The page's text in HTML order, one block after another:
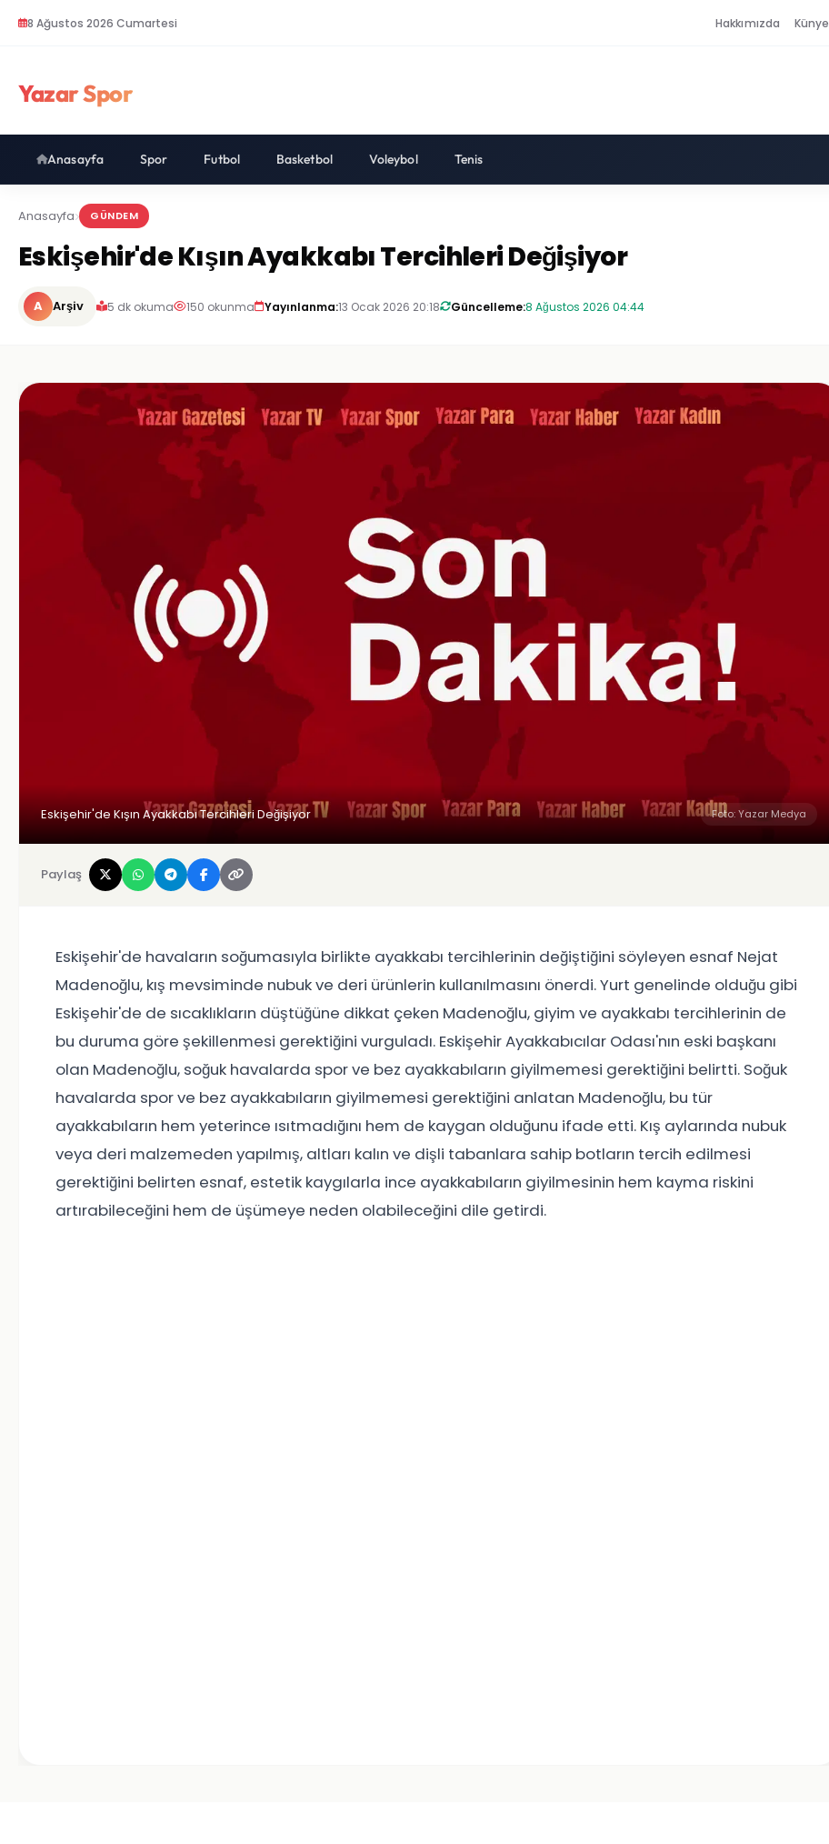
8 Ağustos 2026 Cumartesi Hakkımızda Künye
Yazar Spor
Anasayfa Spor Futbol Basketbol Voleybol Tenis
Anasayfa GÜNDEM
Eskişehir'de Kışın Ayakkabı Tercihleri Değişiyor
A Arşiv 5 dk okuma 150 okunma Yayınlanma:13 Ocak 2026 20:18 Güncelleme:8 Ağustos 2026 04:44
Eskişehir'de Kışın Ayakkabı Tercihleri Değişiyor Foto: Yazar Medya
Paylaş
Eskişehir'de havaların soğumasıyla birlikte ayakkabı tercihlerinin değiştiğini söyleyen esnaf Nejat
Madenoğlu, kış mevsiminde nubuk ve deri ürünlerin kullanılmasını önerdi. Yurt genelinde olduğu gibi
Eskişehir'de de sıcaklıkların düştüğüne dikkat çeken Madenoğlu, giyim ve ayakkabı tercihlerinin de
bu duruma göre şekillenmesi gerektiğini vurguladı. Eskişehir Ayakkabıcılar Odası'nın eski başkanı
olan Madenoğlu, soğuk havalarda spor ve bez ayakkabıların giyilmemesi gerektiğini belirtti. Soğuk
havalarda spor ve bez ayakkabıların giyilmemesi gerektiğini anlatan Madenoğlu, bu tür
ayakkabıların hem yeterince ısıtmadığını hem de kaygan olduğunu ifade etti. Kış aylarında nubuk
veya deri malzemeden yapılmış, altları kalın ve dişli tabanlara sahip botların tercih edilmesi
gerektiğini belirten esnaf, estetik kaygılarla ince ayakkabıların giyilmesinin hem kayma riskini
artırabileceğini hem de üşümeye neden olabileceğini dile getirdi.